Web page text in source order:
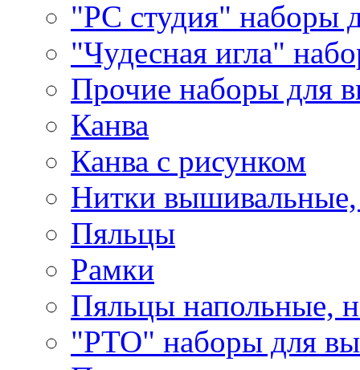
"РС студия" наборы
"Чудесная игла"
Прочие наборы для
Канва
Канва с рисунком
Нитки
Пяльцы
Рамки
Пяльцы напольные,
"РТО" наборы для